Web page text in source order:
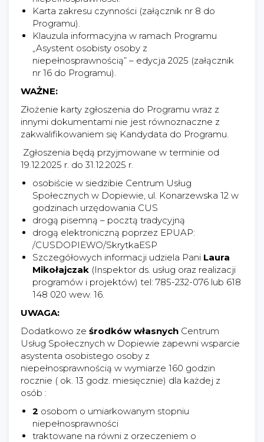
Karta zakresu czynności (załącznik nr 8 do
Programu).
Klauzula informacyjna w ramach Programu
„Asystent osobisty osoby z
niepełnosprawnością” – edycja 2025 (załącznik
nr 16 do Programu).
WAŻNE:
Złożenie karty zgłoszenia do Programu wraz z
innymi dokumentami nie jest równoznaczne z
zakwalifikowaniem się Kandydata do Programu.
Zgłoszenia będą przyjmowane w terminie od
19.12.2025 r. do 31.12.2025 r.
osobiście w siedzibie Centrum Usług
Społecznych w Dopiewie, ul. Konarzewska 12 w
godzinach urzędowania CUS
drogą pisemną – pocztą tradycyjną
drogą elektroniczną poprzez EPUAP:
/CUSDOPIEWO/SkrytkaESP
Szczegółowych informacji udziela Pani Laura
Mikołajczak (Inspektor ds. usług oraz realizacji
programów i projektów) tel: 785-232-076 lub 618
148 020 wew. 16.
UWAGA:
Dodatkowo ze środków własnych Centrum
Usług Społecznych w Dopiewie zapewni wsparcie
asystenta osobistego osoby z
niepełnosprawnością w wymiarze 160 godzin
rocznie ( ok. 13 godz. miesięcznie) dla każdej z
osób :
2 osobom o umiarkowanym stopniu
niepełnosprawności
traktowane na równi z orzeczeniem o